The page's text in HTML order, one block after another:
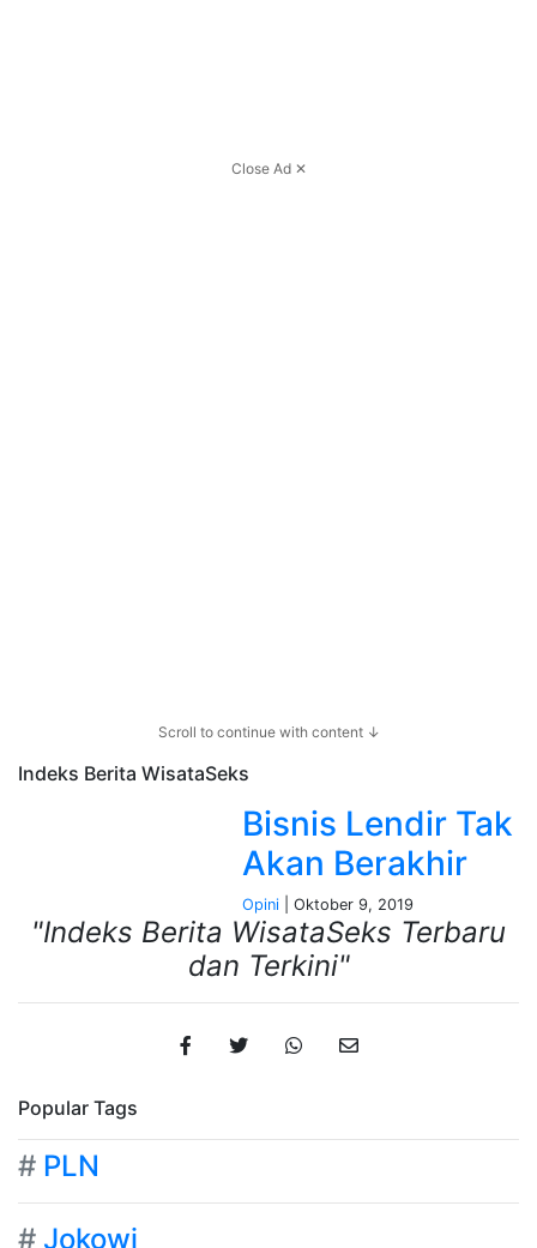
Close Ad ✕
Scroll to continue with content ↓
Indeks Berita WisataSeks
Bisnis Lendir Tak
Akan Berakhir
Opini| Oktober 9, 2019
"Indeks Berita WisataSeks Terbaru
dan Terkini"
Popular Tags
# PLN
# Jokowi